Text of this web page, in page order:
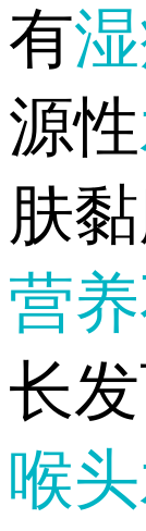
有
源性
肤
营
长
喉